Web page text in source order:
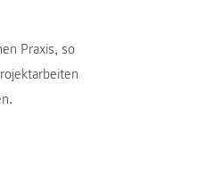
Praxis, so